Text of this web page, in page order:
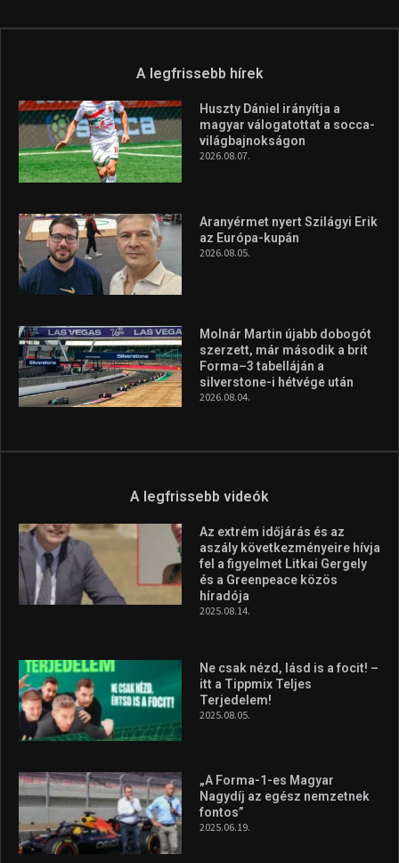
A legfrissebb hírek
Huszty Dániel irányítja a
magyar válogatottat a socca-
világbajnokságon
2026.08.07.
Aranyérmet nyert Szilágyi Erik
az Európa-kupán
2026.08.05.
Molnár Martin újabb dobogót
szerzett, már második a brit
Forma–3 tabelláján a
silverstone-i hétvége után
2026.08.04.
A legfrissebb videók
Az extrém időjárás és az
aszály következményeire hívja
fel a figyelmet Litkai Gergely
és a Greenpeace közös
híradója
2025.08.14.
Ne csak nézd, lásd is a focit! –
itt a Tippmix Teljes
Terjedelem!
2025.08.05.
„A Forma-1-es Magyar
Nagydíj az egész nemzetnek
fontos”
2025.06.19.